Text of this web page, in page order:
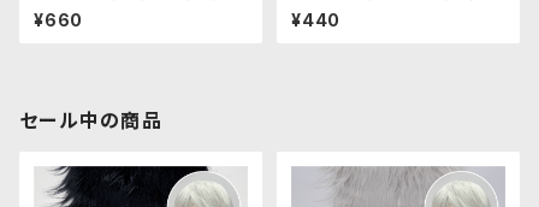
ソートセット（ビビッドカラー）｜
清原株式会社
¥660
トクロス（アプリコット）｜清原株
式会社
¥440
セール中の商品